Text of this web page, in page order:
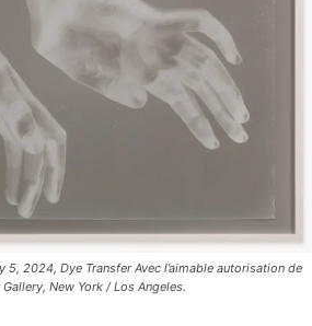
5, 2024, Dye Transfer Avec l’aimable autorisation de
New York / Los Angeles.